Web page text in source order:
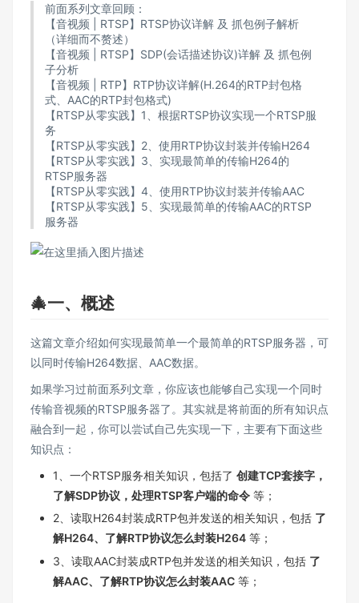
前面系列文章回顾：
【音视频 | RTSP】RTSP协议详解 及 抓包例子解析
（详细而不赘述）
【音视频 | RTSP】SDP(会话描述协议)详解 及 抓包例
子分析
【音视频 | RTP】RTP协议详解(H.264的RTP封包格
式、AAC的RTP封包格式)
【RTSP从零实践】1、根据RTSP协议实现一个RTSP服
务
【RTSP从零实践】2、使用RTP协议封装并传输H264
【RTSP从零实践】3、实现最简单的传输H264的
RTSP服务器
【RTSP从零实践】4、使用RTP协议封装并传输AAC
【RTSP从零实践】5、实现最简单的传输AAC的RTSP
服务器
🎄一、概述
这篇文章介绍如何实现最简单一个最简单的RTSP服务器，可
以同时传输H264数据、AAC数据。
如果学习过前面系列文章，你应该也能够自己实现一个同时
传输音视频的RTSP服务器了。其实就是将前面的所有知识点
融合到一起，你可以尝试自己先实现一下，主要有下面这些
知识点：
1、一个RTSP服务相关知识，包括了 创建TCP套接字，
了解SDP协议，处理RTSP客户端的命令 等；
2、读取H264封装成RTP包并发送的相关知识，包括 了
解H264、了解RTP协议怎么封装H264 等；
3、读取AAC封装成RTP包并发送的相关知识，包括 了
解AAC、了解RTP协议怎么封装AAC 等；